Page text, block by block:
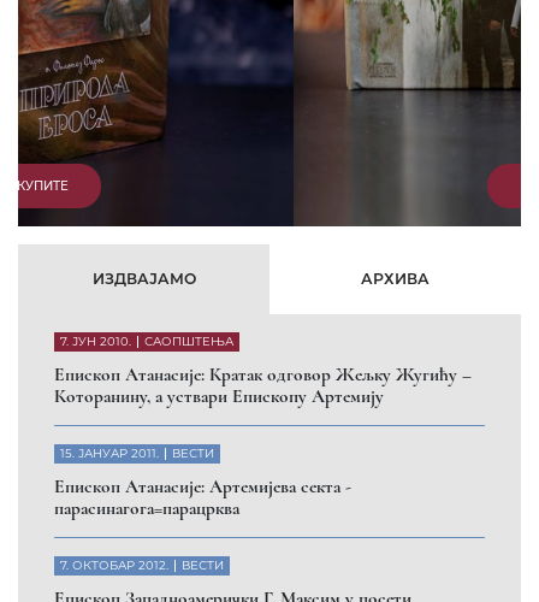
ИЗДВАЈАМО АРХИВА
7. ЈУН 2010. САОПШТЕЊА
Eпископ Атанасије: Кратак одговор Жељку Жугићу –
Которанину, а уствари Епископу Артемију
15. ЈАНУАР 2011. ВЕСТИ
Eпископ Атанасије: Артемијева секта -
парасинагога=парацрква
7. ОКТОБАР 2012. ВЕСТИ